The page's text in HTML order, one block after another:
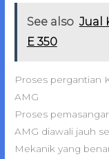
See also Jual
E 350
Proses pergantian
AMG
Proses
AMG diawali jauh
Mekanik yang